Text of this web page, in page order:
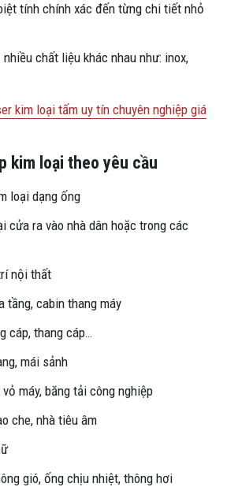
tính chính xác đến từng chi tiết nhỏ
chất liệu khác nhau như: inox,
kim loại tấm uy tín chuyên nghiệp giá
kim loại theo yêu cầu
loại dạng ống
cửa ra vào nhà dân hoặc trong các
nội thất
tầng, cabin thang máy
cáp, thang cáp…
mái sảnh
máy, băng tải công nghiệp
che, nhà tiêu âm
gió, ống chịu nhiệt, thông hơi